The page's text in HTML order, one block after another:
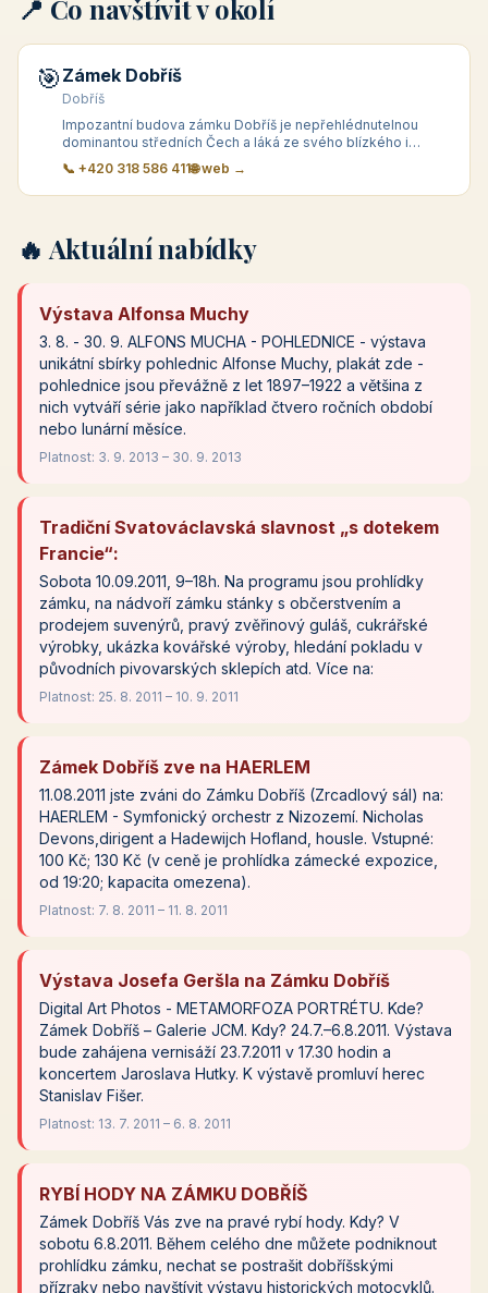
📍 Co navštívit v okolí
🎯 Zámek Dobříš
Dobříš
Impozantní budova zámku Dobříš je nepřehlédnutelnou
dominantou středních Čech a láká ze svého blízkého i
vzdálen&eacute
📞 +420 318 586 411🌐 web →
🔥 Aktuální nabídky
Výstava Alfonsa Muchy
3. 8. - 30. 9. ALFONS MUCHA - POHLEDNICE - výstava
unikátní sbírky pohlednic Alfonse Muchy, plakát zde -
pohlednice jsou převážně z let 1897–1922 a většina z
nich vytváří série jako například čtvero ročních období
nebo lunární měsíce.
Platnost: 3. 9. 2013 – 30. 9. 2013
Tradiční Svatováclavská slavnost „s dotekem
Francie“:
Sobota 10.09.2011, 9–18h. Na programu jsou prohlídky
zámku, na nádvoří zámku stánky s občerstvením a
prodejem suvenýrů, pravý zvěřinový guláš, cukrářské
výrobky, ukázka kovářské výroby, hledání pokladu v
původních pivovarských sklepích atd. Více na:
Platnost: 25. 8. 2011 – 10. 9. 2011
Zámek Dobříš zve na HAERLEM
11.08.2011 jste zváni do Zámku Dobříš (Zrcadlový sál) na:
HAERLEM - Symfonický orchestr z Nizozemí. Nicholas
Devons,dirigent a Hadewijch Hofland, housle. Vstupné:
100 Kč; 130 Kč (v ceně je prohlídka zámecké expozice,
od 19:20; kapacita omezena).
Platnost: 7. 8. 2011 – 11. 8. 2011
Výstava Josefa Geršla na Zámku Dobříš
Digital Art Photos - METAMORFOZA PORTRÉTU. Kde?
Zámek Dobříš – Galerie JCM. Kdy? 24.7.–6.8.2011. Výstava
bude zahájena vernisáží 23.7.2011 v 17.30 hodin a
koncertem Jaroslava Hutky. K výstavě promluví herec
Stanislav Fišer.
Platnost: 13. 7. 2011 – 6. 8. 2011
RYBÍ HODY NA ZÁMKU DOBŘÍŠ
Zámek Dobříš Vás zve na pravé rybí hody. Kdy? V
sobotu 6.8.2011. Během celého dne můžete podniknout
prohlídku zámku, nechat se postrašit dobříšskými
přízraky nebo navštívit výstavu historických motocyklů.